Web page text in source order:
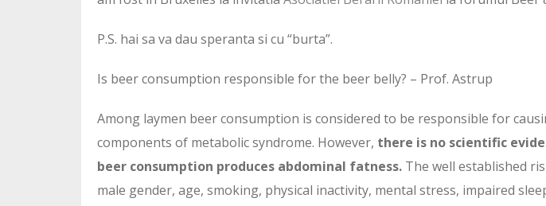
P.S. hai sa va dau speranta si cu “burta”.
Is beer consumption responsible for the beer belly? – Prof. Astrup
Among laymen beer consumption is considered to be responsible for
components of metabolic syndrome. However, there is no scientific
beer consumption produces abdominal fatness. The well established
male gender, age, smoking, physical inactivity, mental stress, impaired